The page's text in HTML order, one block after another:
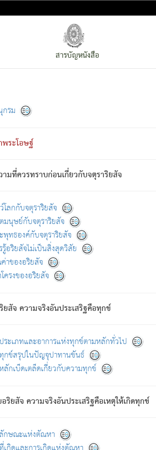
สารบัญหนังสือ
รม
ระโอษฐ์
มที่ควรทราบก่อนเกี่ยวกับจตุราริยสัจ
ลกกับจตุราริยสัจ
นุษย์กับจตุราริยสัจ
ทธองค์กับจตุราริยสัจ
อริยสัจไม่เป็นสิ่งสุดวิสัย
าของอริยสัจ
ครงของอริยสัจ
สัจ ความจริงอันประเสริฐคือทุกข์
ะเภทและอาการแห่งทุกข์ตามหลักทั่วไป
กข์สรุปในปัญจุปาทานขันธ์
กเบ็ดเตล็ดเกี่ยวกับความทุกข์
ยสัจ ความจริงอันประเสริฐคือเหตุให้เกิดทุกข์
กษณะแห่งตัณหา
ล่าวซึ่งโรค (ความเสียดแทง) นั้นโดยความเป็นตัวเ
ามที่เป็นจริง) โดยประการอื่นจากที่เขาสำคัญนั้น
อย่างอื่น (จากที่มันเป็นอยู่จริง) จึงได้เพลิดเพลิ
: เขากลัวต่อสิ่งใดสิ่งนั้นเป็นทุกข์
ภพ.
มีได้เพราะภพ เรากล่าวว่า สมณะหรือพราห
พ ว่ามีได้เพราะวิภพ[2]
: เรากล่าวว่า สมณะห
กข์จึงไม่มี.
นบังหนาแล้ว; และว่า สัตว์ผู้ยินดีในภพอันเป็น
โดยประการทั้งปวง; ภพทั้งหลายทั้งหมดนั้น ไม่เ
างนี้อยู่; เขาย่อมละภวตัณหาได้ และไม่เพลิดเพ
าะความสิ้นไปแห่งตัณหาโดยประการทั้งปวง นั้
ามยึดมั่น
ภพทั้งหลายทั้งปวงได้แล้ว เป็นผู้คงที่ (คือไม่เป
นที่ตรัสรู้ เมื่อตรัสรู้แล้วได้ 7 วัน)
าก็พึงตรวจสอบกับตัวเล่มหนังสือต้นฉบับ ที่มีการพิมพ์ค